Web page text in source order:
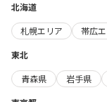
北海道
札幌エリア
帯広
東北
青森県
岩手県